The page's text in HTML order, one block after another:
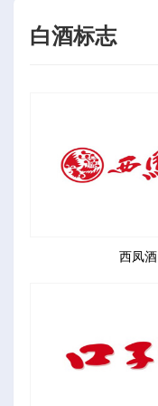
白酒标志
西凤酒